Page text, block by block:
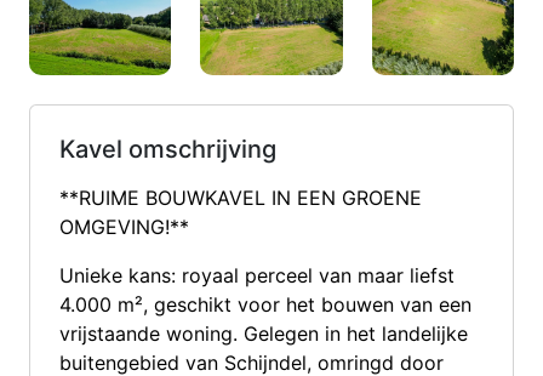
Kavel omschrijving
**RUIME BOUWKAVEL IN EEN GROENE
OMGEVING!**
Unieke kans: royaal perceel van maar liefst
4.000 m², geschikt voor het bouwen van een
vrijstaande woning. Gelegen in het landelijke
buitengebied van Schijndel, omringd door